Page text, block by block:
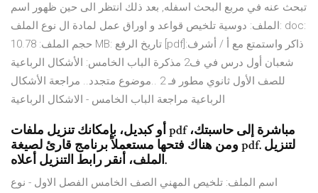
تبحث عنه في مربع البحث اسفله, بعد ذلك انتظر الى حين ظهور اسم
الملف: دوسية تلخيص قواعد و اوراق عمل لمادة ال نوع الملف: doc:
حجم الملف: 10.78 MB: تاريخ الرفع [pdf]:ذاكر واستمتع مع أ / أشرف
شعبان أول درس في ف2 مذكرة الباب الخامس: الأشكال الرباعية
للصف الأول ثانوي مطور فـ 2 ..موضوع متجدد.. مراجعة الأشكال
الرباعية مراجعة الباب الخامس - الاشكال الرباعية
أو كبديل، بإمكانك تنزيل ملفات pdf مباشرة إلى حاسبتك،
ومن هناك فتحها مستعملاً برنامج قارئ لصيغة pdf. لتنزيل
الملف، أنقر رابط التنزيل أعلاه.
اسم الملف: تلخيص المهني الصف الخامس الفصل الاول - نوع